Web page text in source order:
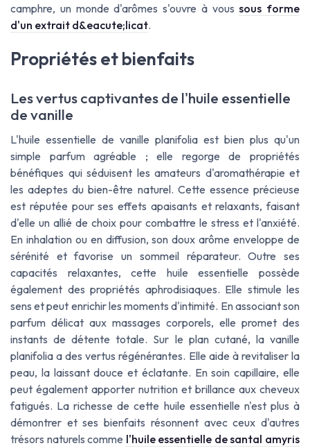
camphre, un monde d'arômes s'ouvre à voussous forme
d'un extrait d&eacute;licat.
Propriétés et bienfaits
Les vertus captivantes de l'huile essentielle
de vanille
L'huile essentielle de vanille planifolia est bien plus qu'un
simple parfum agréable ; elle regorge de propriétés
bénéfiques qui séduisent les amateurs d'aromathérapie et
les adeptes du bien-être naturel. Cette essence précieuse
est réputée pour ses effets apaisants et relaxants, faisant
d'elle un allié de choix pour combattre le stress et l'anxiété.
En inhalation ou en diffusion, son doux arôme enveloppe de
sérénité et favorise un sommeil réparateur. Outre ses
capacités relaxantes, cette huile essentielle possède
également des propriétés aphrodisiaques. Elle stimule les
sens et peut enrichir les moments d'intimité. En associant son
parfum délicat aux massages corporels, elle promet des
instants de détente totale. Sur le plan cutané, la vanille
planifolia a des vertus régénérantes. Elle aide à revitaliser la
peau, la laissant douce et éclatante. En soin capillaire, elle
peut également apporter nutrition et brillance aux cheveux
fatigués. La richesse de cette huile essentielle n'est plus à
démontrer et ses bienfaits résonnent avec ceux d'autres
trésors naturels comme l'huile essentielle de santal amyris